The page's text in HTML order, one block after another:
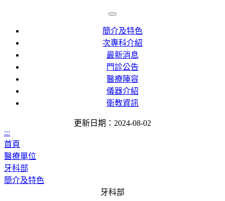
簡介及特色
次專科介紹
最新消息
門診公告
醫療陣容
儀器介紹
衛教資訊
更新日期：2024-08-02
:::
首頁
醫療單位
牙科部
簡介及特色
牙科部